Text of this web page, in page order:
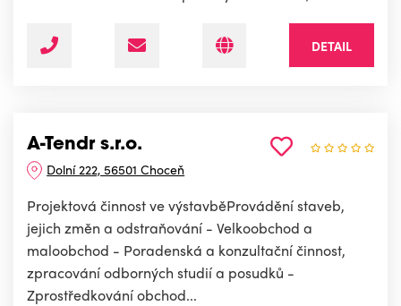
DETAIL
A-Tendr s.r.o.
Dolní 222, 56501 Choceň
Projektová činnost ve výstavběProvádění staveb,
jejich změn a odstraňování - Velkoobchod a
maloobchod - Poradenská a konzultační činnost,
zpracování odborných studií a posudků -
Zprostředkování obchod...